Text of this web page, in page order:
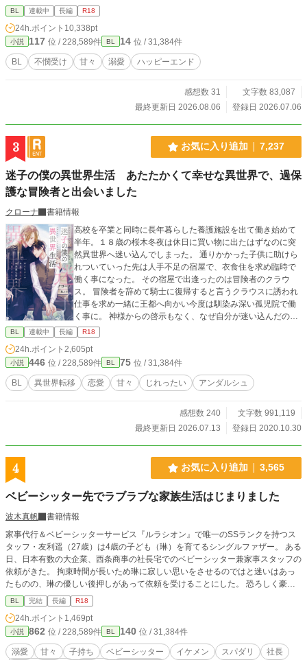
ディスの恋人と名乗る者に追い出され、敷地の隅にある小屋に押し込まれる。
悲しみを抱きながらも、持ち前の明るさと前向きさでどうにか生活していくこと
にしたレヴィエラだったが、ある日小屋の裏で怪我をした騎士を見つけ介抱する
ことに。 手探りではありつつも、自分に出来る精一杯で手当てをし、ただただ
元気になって欲しいと寝る間も惜しんで看病をした。 それが自分の運命を大き
く変えることになるとも知らず―――。 怪我を負った美形騎士（攻）×頑張り屋
BL 連載中 長編 R18
24h.ポイント 10,338pt
小説 117 位 / 228,589件 BL 14 位 / 31,384件
BL 不憫受け 甘々 溺愛 ハッピーエンド
感想数 31
文字数 83,087
最終更新日 2026.08.06
登録日 2026.07.06
3 お気に入り追加 7,237
迷子の僕の異世界生活 あたたかくて幸せな異世界で、過保
護な冒険者と出会いました
クローナ
書籍情報
高校を卒業と同時に長年暮らした養護施設を出て働き始めて
半年。１８歳の桜木冬夜は休日に買い物に出たはずなのに突
然異世界へ迷い込んでしまった。 通りかかった子供に助けら
れついていった先は人手不足の宿屋で、衣食住を求め臨時で
働く事になった。 その宿屋で出逢ったのは冒険者のクラウ
ス。 冒険者を辞めて騎士に復帰すると言うクラウスに誘われ
仕事を求め一緒に王都へ向かい今度は馴染み深い孤児院で働
く事に。 神様からの啓示もなく、なぜ自分が迷い込んだのか
理由もわからないまま周りの人に助けられながら異世界で幸
せになるお話です。 2022,04,02 第二部を始めることに加え
読みやすくなればと第一部に章を追加しました。
BL 連載中 長編 R18
24h.ポイント 2,605pt
小説 446 位 / 228,589件 BL 75 位 / 31,384件
BL 異世界転移 恋愛 甘々 じれったい アンダルシュ
感想数 240
文字数 991,119
最終更新日 2026.07.13
登録日 2020.10.30
4 お気に入り追加 3,565
ベビーシッター先でラブラブな家族生活はじまりました
波木真帆
書籍情報
家事代行＆ベビーシッターサービス『ルラシオン』で唯一のSSランクを持つス
タッフ・友利遥（27歳）は4歳の子ども（琳）を育てるシングルファザー。 ある
日、日本有数の大企業、西条商事の社長宅でのベビーシッター兼家事スタッフの
依頼がきた。 拘束時間が長いため琳に寂しい思いをさせるのではと迷いはあっ
たものの、琳の優しい後押しがあって依頼を受けることにした。 恐ろしく豪華
なマンションで３歳の男の子のベビーシッターが始まり順調な出だしだったがと
んでもない事件が巻き起こり、しばらくの間、琳も一緒に社長宅で住み込みで働
くことに。でもなぜか一緒に暮らし始めてから西条さんとラブラブな雰囲気にな
ってきて……。 シングルファザーのベビーシッターと子どもの扱いに慣れてい
ない社長とのイチャラブハッピーエンド小説です。 R18には※つけます。
BL 完結 長編 R18
24h.ポイント 1,469pt
小説 862 位 / 228,589件 BL 140 位 / 31,384件
溺愛 甘々 子持ち ベビーシッター イケメン スパダリ
社長